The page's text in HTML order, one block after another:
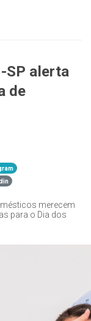
SP alerta
de
merecem
para o Dia dos